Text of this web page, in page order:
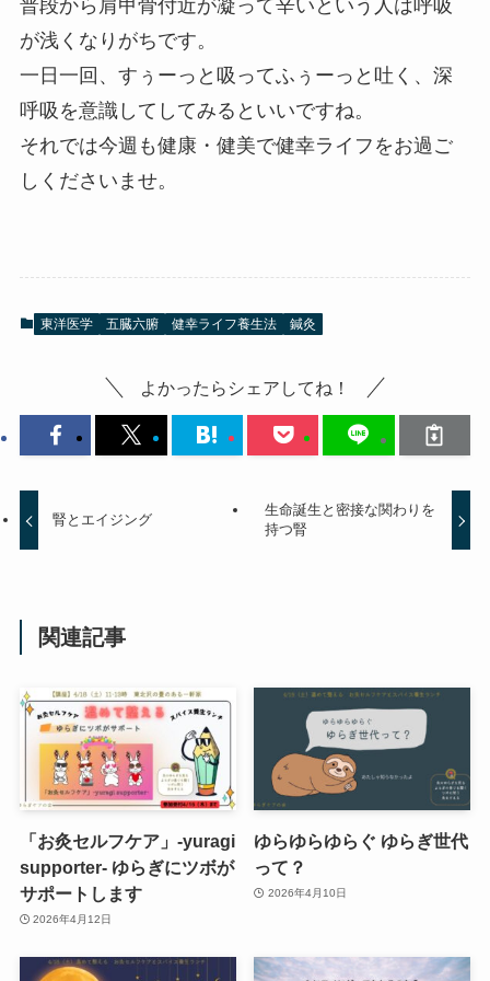
普段から肩甲骨付近が凝って辛いという人は呼吸
が浅くなりがちです。
一日一回、すぅーっと吸ってふぅーっと吐く、深
呼吸を意識してしてみるといいですね。
それでは今週も健康・健美で健幸ライフをお過ご
しくださいませ。
東洋医学 五臓六腑 健幸ライフ養生法 鍼灸
よかったらシェアしてね！
腎とエイジング
生命誕生と密接な関わりを
持つ腎
関連記事
「お灸セルフケア」-yuragi
supporter- ゆらぎにツボが
サポートします
2026年4月12日
ゆらゆらゆらぐ ゆらぎ世代
って？
2026年4月10日